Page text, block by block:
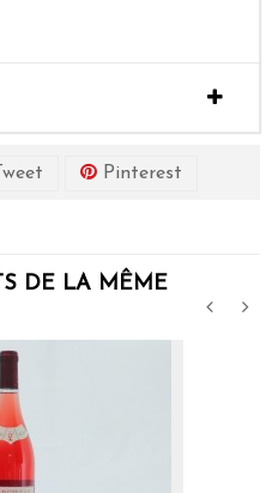
Pinterest
DE LA MÊME